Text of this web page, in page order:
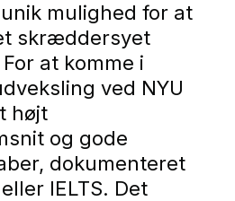
mulighed for at
skræddersyet
at komme i
ved NYU
højt
og gode
dokumenteret
IELTS. Det